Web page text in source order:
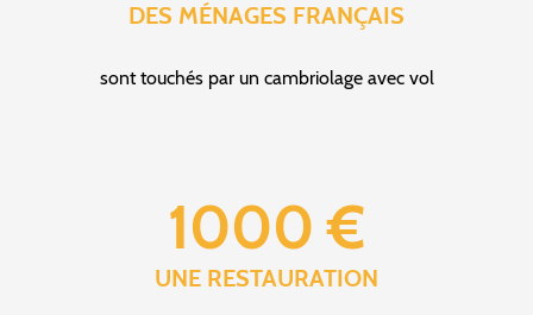
DES MÉNAGES FRANÇAIS
sont touchés par un cambriolage avec vol
1000 €
UNE RESTAURATION